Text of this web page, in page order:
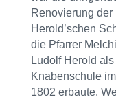
Renovierung der
Herold’schen
die Pfarrer
Ludolf Herold
Knabenschule
1802 erbaute.